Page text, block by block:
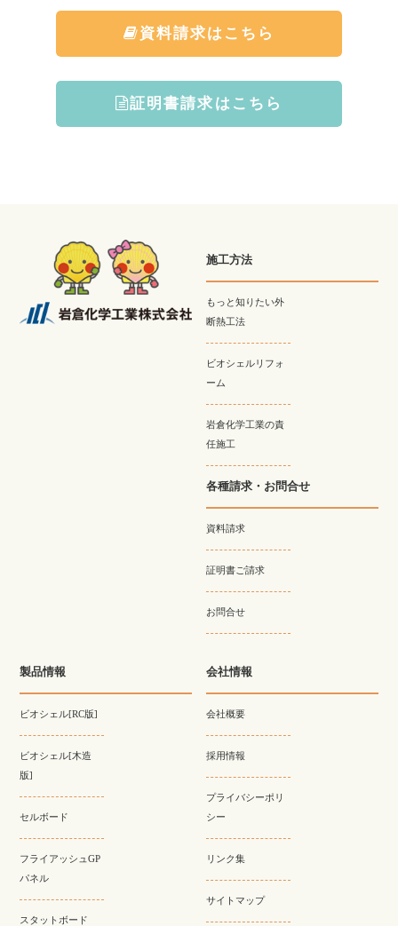
資料請求はこちら
証明書請求はこちら
施工方法
もっと知りたい外
断熱工法
ビオシェルリフォ
ーム
岩倉化学工業の責
任施工
各種請求・お問合せ
資料請求
証明書ご請求
お問合せ
製品情報
ビオシェル[RC版]
ビオシェル[木造
版]
セルボード
フライアッシュGP
パネル
スタットボード
会社情報
会社概要
採用情報
プライバシーポリ
シー
リンク集
サイトマップ